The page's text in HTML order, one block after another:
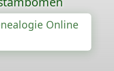
Online